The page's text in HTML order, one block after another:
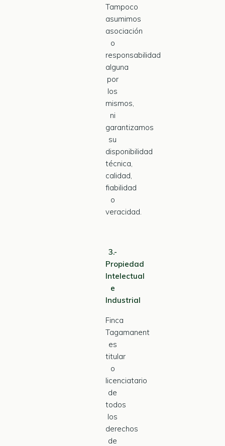
Tampoco
asumimos
asociación
o
responsabilidad
alguna
por
los
mismos,
ni
garantizamos
su
disponibilidad
técnica,
calidad,
fiabilidad
o
veracidad.
3.-
Propiedad
Intelectual
e
Industrial
Finca
Tagamanent
es
titular
o
licenciatario
de
todos
los
derechos
de